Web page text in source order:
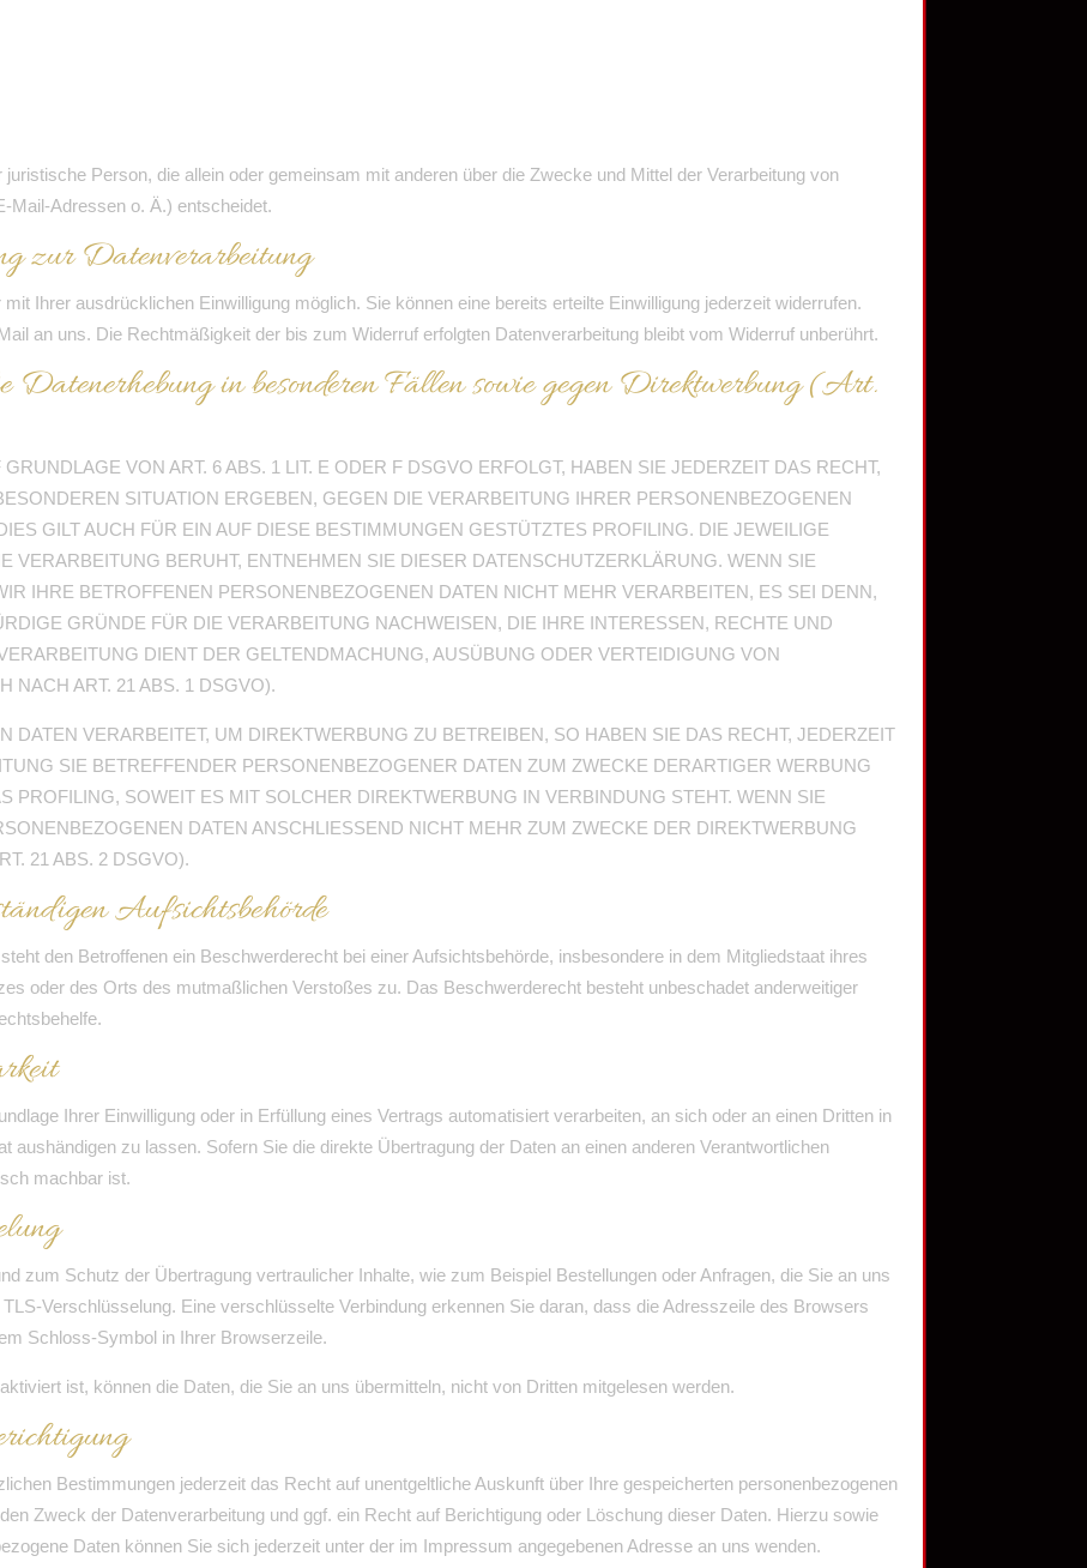
Person, die allein oder gemeinsam mit anderen über die Zwecke und Mittel der Verarbeitung von
Mail-Adressen o. Ä.) entscheidet.
zur Datenverarbeitung
Ihrer ausdrücklichen Einwilligung möglich. Sie können eine bereits erteilte Einwilligung jederzeit widerrufen.
an uns. Die Rechtmäßigkeit der bis zum Widerruf erfolgten Datenverarbeitung bleibt vom Widerruf unberührt.
Datenerhebung in besonderen Fällen sowie gegen Direktwerbung (Art.
VON ART. 6 ABS. 1 LIT. E ODER F DSGVO ERFOLGT, HABEN SIE JEDERZEIT DAS RECHT,
SITUATION ERGEBEN, GEGEN DIE VERARBEITUNG IHRER PERSONENBEZOGENEN
GILT AUCH FÜR EIN AUF DIESE BESTIMMUNGEN GESTÜTZTES PROFILING. DIE JEWEILIGE
VERARBEITUNG BERUHT, ENTNEHMEN SIE DIESER DATENSCHUTZERKLÄRUNG. WENN SIE
IHRE BETROFFENEN PERSONENBEZOGENEN DATEN NICHT MEHR VERARBEITEN, ES SEI DENN,
GRÜNDE FÜR DIE VERARBEITUNG NACHWEISEN, DIE IHRE INTERESSEN, RECHTE UND
DIENT DER GELTENDMACHUNG, AUSÜBUNG ODER VERTEIDIGUNG VON
NACH ART. 21 ABS. 1 DSGVO).
DATEN VERARBEITET, UM DIREKTWERBUNG ZU BETREIBEN, SO HABEN SIE DAS RECHT, JEDERZEIT
SIE BETREFFENDER PERSONENBEZOGENER DATEN ZUM ZWECKE DERARTIGER WERBUNG
PROFILING, SOWEIT ES MIT SOLCHER DIREKTWERBUNG IN VERBINDUNG STEHT. WENN SIE
DATEN ANSCHLIESSEND NICHT MEHR ZUM ZWECKE DER DIREKTWERBUNG
21 ABS. 2 DSGVO).
Aufsichtsbehörde
den Betroffenen ein Beschwerderecht bei einer Aufsichtsbehörde, insbesondere in dem Mitgliedstaat ihres
oder des Orts des mutmaßlichen Verstoßes zu. Das Beschwerderecht besteht unbeschadet anderweitiger
Ihrer Einwilligung oder in Erfüllung eines Vertrags automatisiert verarbeiten, an sich oder an einen Dritten in
aushändigen zu lassen. Sofern Sie die direkte Übertragung der Daten an einen anderen Verantwortlichen
machbar ist.
zum Schutz der Übertragung vertraulicher Inhalte, wie zum Beispiel Bestellungen oder Anfragen, die Sie an uns
Verschlüsselung. Eine verschlüsselte Verbindung erkennen Sie daran, dass die Adresszeile des Browsers
Schloss-Symbol in Ihrer Browserzeile.
ist, können die Daten, die Sie an uns übermitteln, nicht von Dritten mitgelesen werden.
Bestimmungen jederzeit das Recht auf unentgeltliche Auskunft über Ihre gespeicherten personenbezogenen
Zweck der Datenverarbeitung und ggf. ein Recht auf Berichtigung oder Löschung dieser Daten. Hierzu sowie
Daten können Sie sich jederzeit unter der im Impressum angegebenen Adresse an uns wenden.